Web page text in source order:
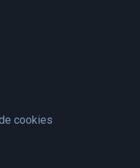
cookies